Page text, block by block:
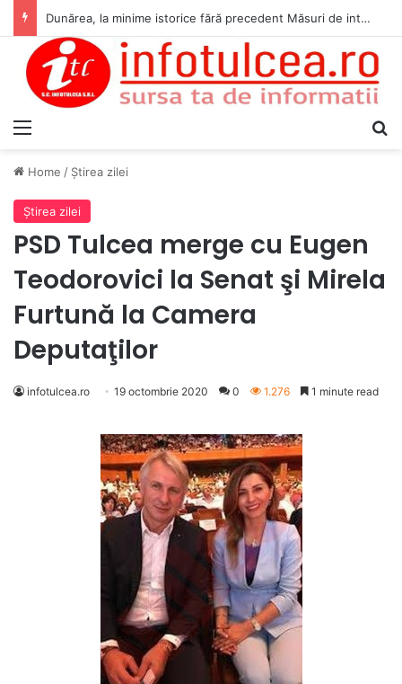
Dunărea, la minime istorice fără precedent Măsuri de intervenție pentru menținerea debitelor minime, necesare pentru producția de energie nucleară
Home / Ştirea zilei
Ştirea zilei
PSD Tulcea merge cu Eugen
Teodorovici la Senat şi Mirela
Furtună la Camera
Deputaţilor
infotulcea.ro 19 octombrie 2020 0 1.276 1 minute read